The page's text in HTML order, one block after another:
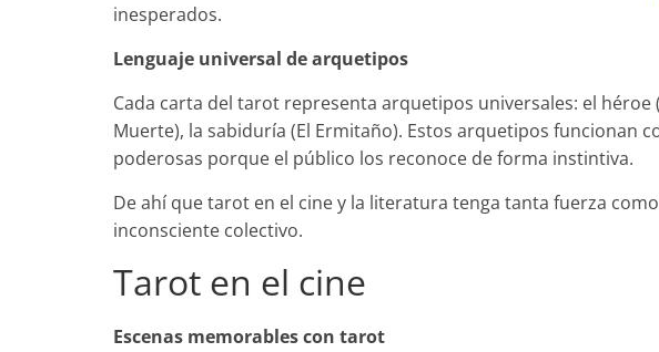
inesperados.
Lenguaje universal de arquetipos
Cada carta del tarot representa arquetipos universales: el héroe
Muerte), la sabiduría (El Ermitaño). Estos arquetipos funcionan
poderosas porque el público los reconoce de forma instintiva.
De ahí que tarot en el cine y la literatura tenga tanta fuerza
inconsciente colectivo.
Tarot en el cine
Escenas memorables con tarot